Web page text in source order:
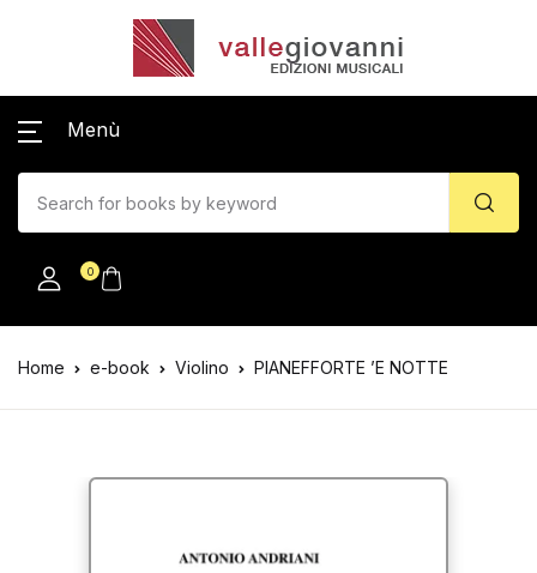
Menù
0
Home e-book Violino PIANEFFORTE ’E NOTTE